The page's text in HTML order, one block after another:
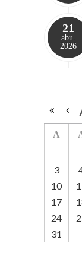
21
abu.
2026
A
3
10
17
24
31